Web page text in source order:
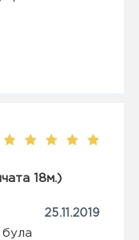
18м.)
25.11.2019
була